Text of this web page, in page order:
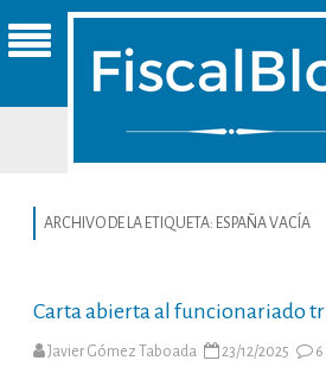
ARCHIVO DE LA ETIQUETA: ESPAÑA VACÍA
Carta abierta al funcionariado
Javier Gómez Taboada 23/12/2025